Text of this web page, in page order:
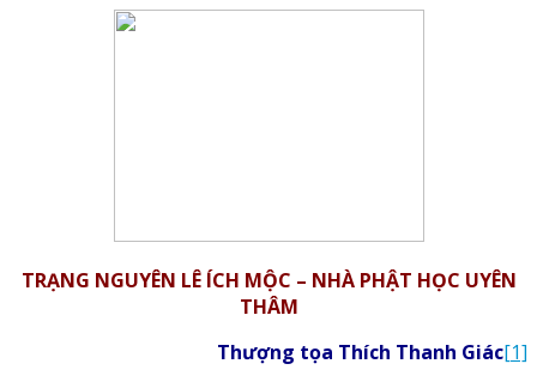
TRẠNG NGUYÊN LÊ ÍCH MỘC – NHÀ PHẬT HỌC UYÊN
THÂM
Thượng tọa Thích Thanh Giác[1]